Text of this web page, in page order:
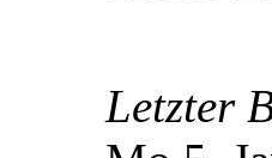
Letzter